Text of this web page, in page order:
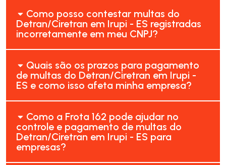
Como posso contestar multas do
Detran/Ciretran em Irupi - ES registradas
incorretamente em meu CNPJ?
Quais são os prazos para pagamento
de multas do Detran/Ciretran em Irupi -
ES e como isso afeta minha empresa?
Como a Frota 162 pode ajudar no
controle e pagamento de multas do
Detran/Ciretran em Irupi - ES para
empresas?